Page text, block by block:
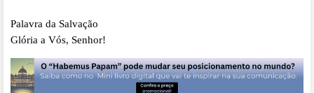
Palavra da Salvação
Glória a Vós, Senhor!